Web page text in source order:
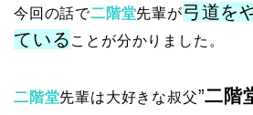
今回の話で二階堂先輩が弓道を
ている ことが分かりました。
二階堂先輩は大好きな叔父”二階